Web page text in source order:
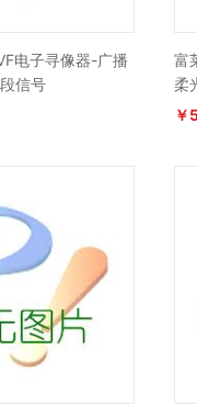
电子寻像器-广播
信号
富
柔
￥